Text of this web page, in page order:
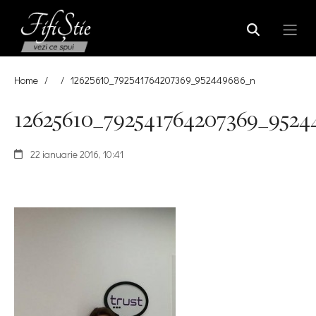
Home / / 12625610_792541764207369_952449686_n
22 ianuarie 2016, 10:41